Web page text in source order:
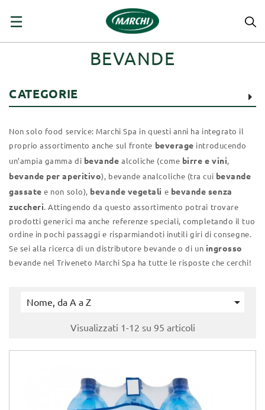
navigazione
☰
BEVANDE
CATEGORIE
Non solo food service: Marchi Spa in questi anni ha integrato il
proprio assortimento anche sul fronte beverage introducendo
un’ampia gamma di bevande alcoliche (come birre e vini,
bevande per aperitivo), bevande analcoliche (tra cui bevande
gassate e non solo), bevande vegetali e bevande senza
zuccheri. Attingendo da questo assortimento potrai trovare
prodotti generici ma anche referenze speciali, completando il tuo
ordine in pochi passaggi e risparmiandoti inutili giri di consegne.
Se sei alla ricerca di un distributore bevande o di un ingrosso
bevande nel Triveneto Marchi Spa ha tutte le risposte che cerchi!
Nome, da A a Z 
Visualizzati 1-12 su 95 articoli